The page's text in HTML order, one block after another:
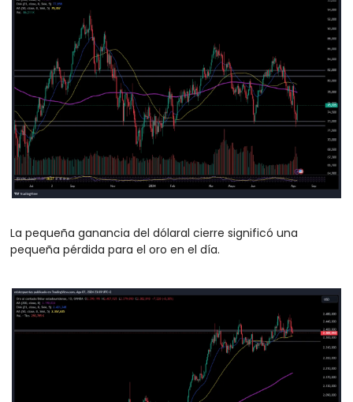
La pequeña ganancia del dólaral cierre significó una
pequeña pérdida para el oro en el día.